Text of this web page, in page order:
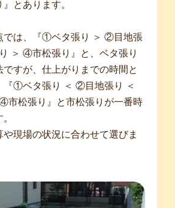
とあります。
では、『①ベタ張り ＞ ②目地張
＞ ④市松張り』と、ベタ張り
ですが、仕上がりまでの時間と
『①ベタ張り ＜ ②目地張り ＜
松張り』と市松張りが一番時
や現場の状況に合わせて選びま